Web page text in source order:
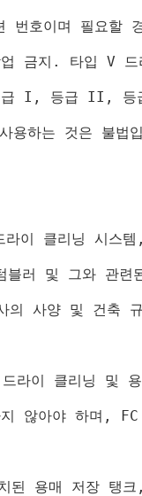
번호이며 필요할
금지 . 타입 V
I, 등급 II,
용하는 것은 불법
라이 클리닝 시스템
블러 및 그와 관련
의 사양 및 건축
드라이 클리닝 및
않아야 하며 ,
된 용매 저장 탱크